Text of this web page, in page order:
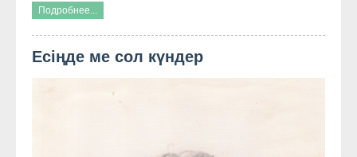
Подробнее...
Есіңде ме сол күндер